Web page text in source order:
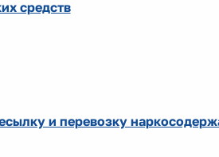
средств
и перевозку